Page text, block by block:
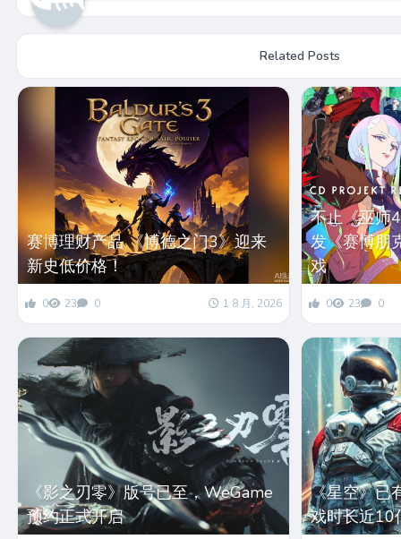
Related Posts
赛博理财产品 《博德之门3》迎来
新史低价格！
0 23 0 1 8 月, 2026
不止《巫师
发《赛博朋
戏
0 23 0
《影之刃零》版号已至，WeGame
预约正式开启
《星空》已
戏时长近10